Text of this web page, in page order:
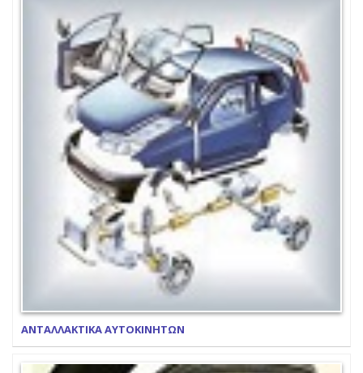
ΑΝΤΑΛΛΑΚΤΙΚΑ ΑΥΤΟΚΙΝΗΤΩΝ